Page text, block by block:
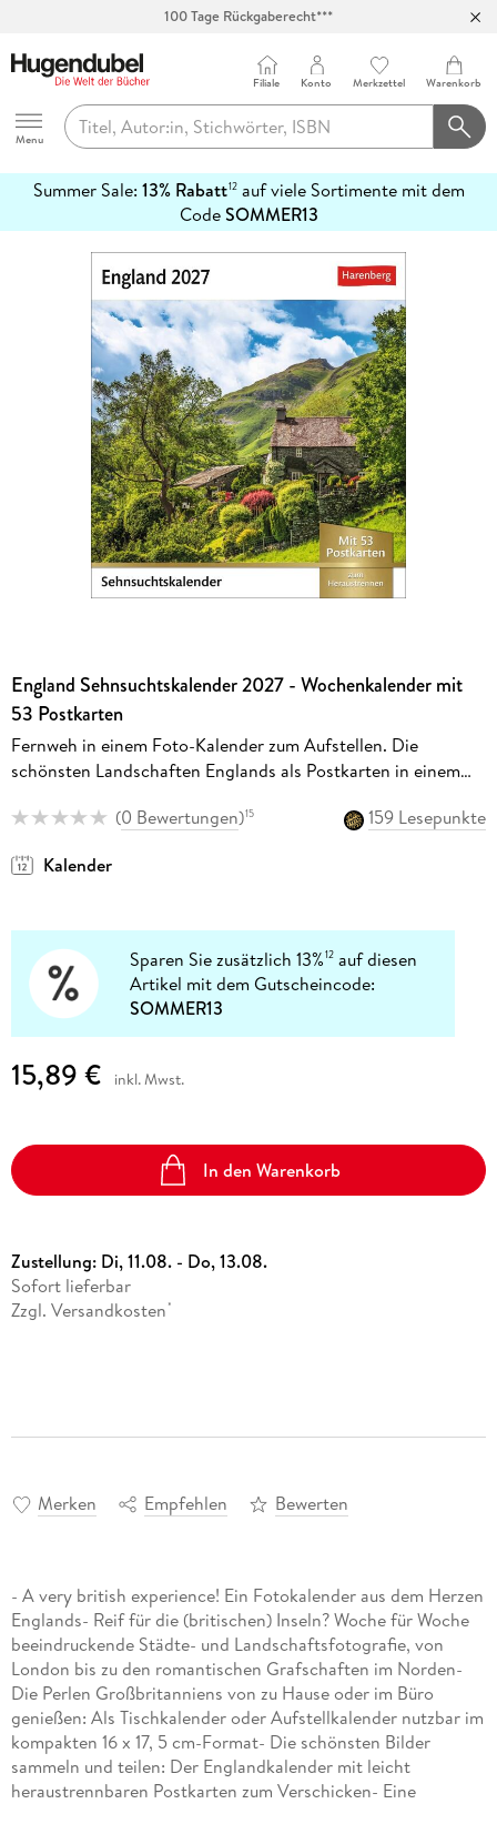
100 Tage Rückgaberecht***
Hugendubel
Menu
Filiale Konto Merkzettel Warenkorb
Summer Sale: 13% Rabatt12auf viele Sortimente mit dem
CodeSOMMER13
erfahren
England Sehnsuchtskalender 2027 - Wochenkalender mit
53 Postkarten
Fernweh in einem Foto-Kalender zum Aufstellen. Die
schönsten Landschaften Englands als Postkarten in einem
(0 Bewertungen)15
159 Lesepunkte
Kalender
Sparen Sie zusätzlich 13%12 auf diesen
Artikel mit dem Gutscheincode:
SOMMER13
15,89 € inkl. Mwst.
In den Warenkorb
Zustellung: Di, 11.08. - Do, 13.08.
Sofort lieferbar
Zzgl. Versandkosten *
Merken Empfehlen Bewerten
- A very british experience! Ein Fotokalender aus dem Herzen
Englands- Reif für die (britischen) Inseln? Woche für Woche
beeindruckende Städte- und Landschaftsfotografie, von
London bis zu den romantischen Grafschaften im Norden-
Die Perlen Großbritanniens von zu Hause oder im Büro
genießen: Als Tischkalender oder Aufstellkalender nutzbar im
kompakten 16 x 17, 5 cm-Format- Die schönsten Bilder
sammeln und teilen: Der Englandkalender mit leicht
heraustrennbaren Postkarten zum Verschicken- Eine